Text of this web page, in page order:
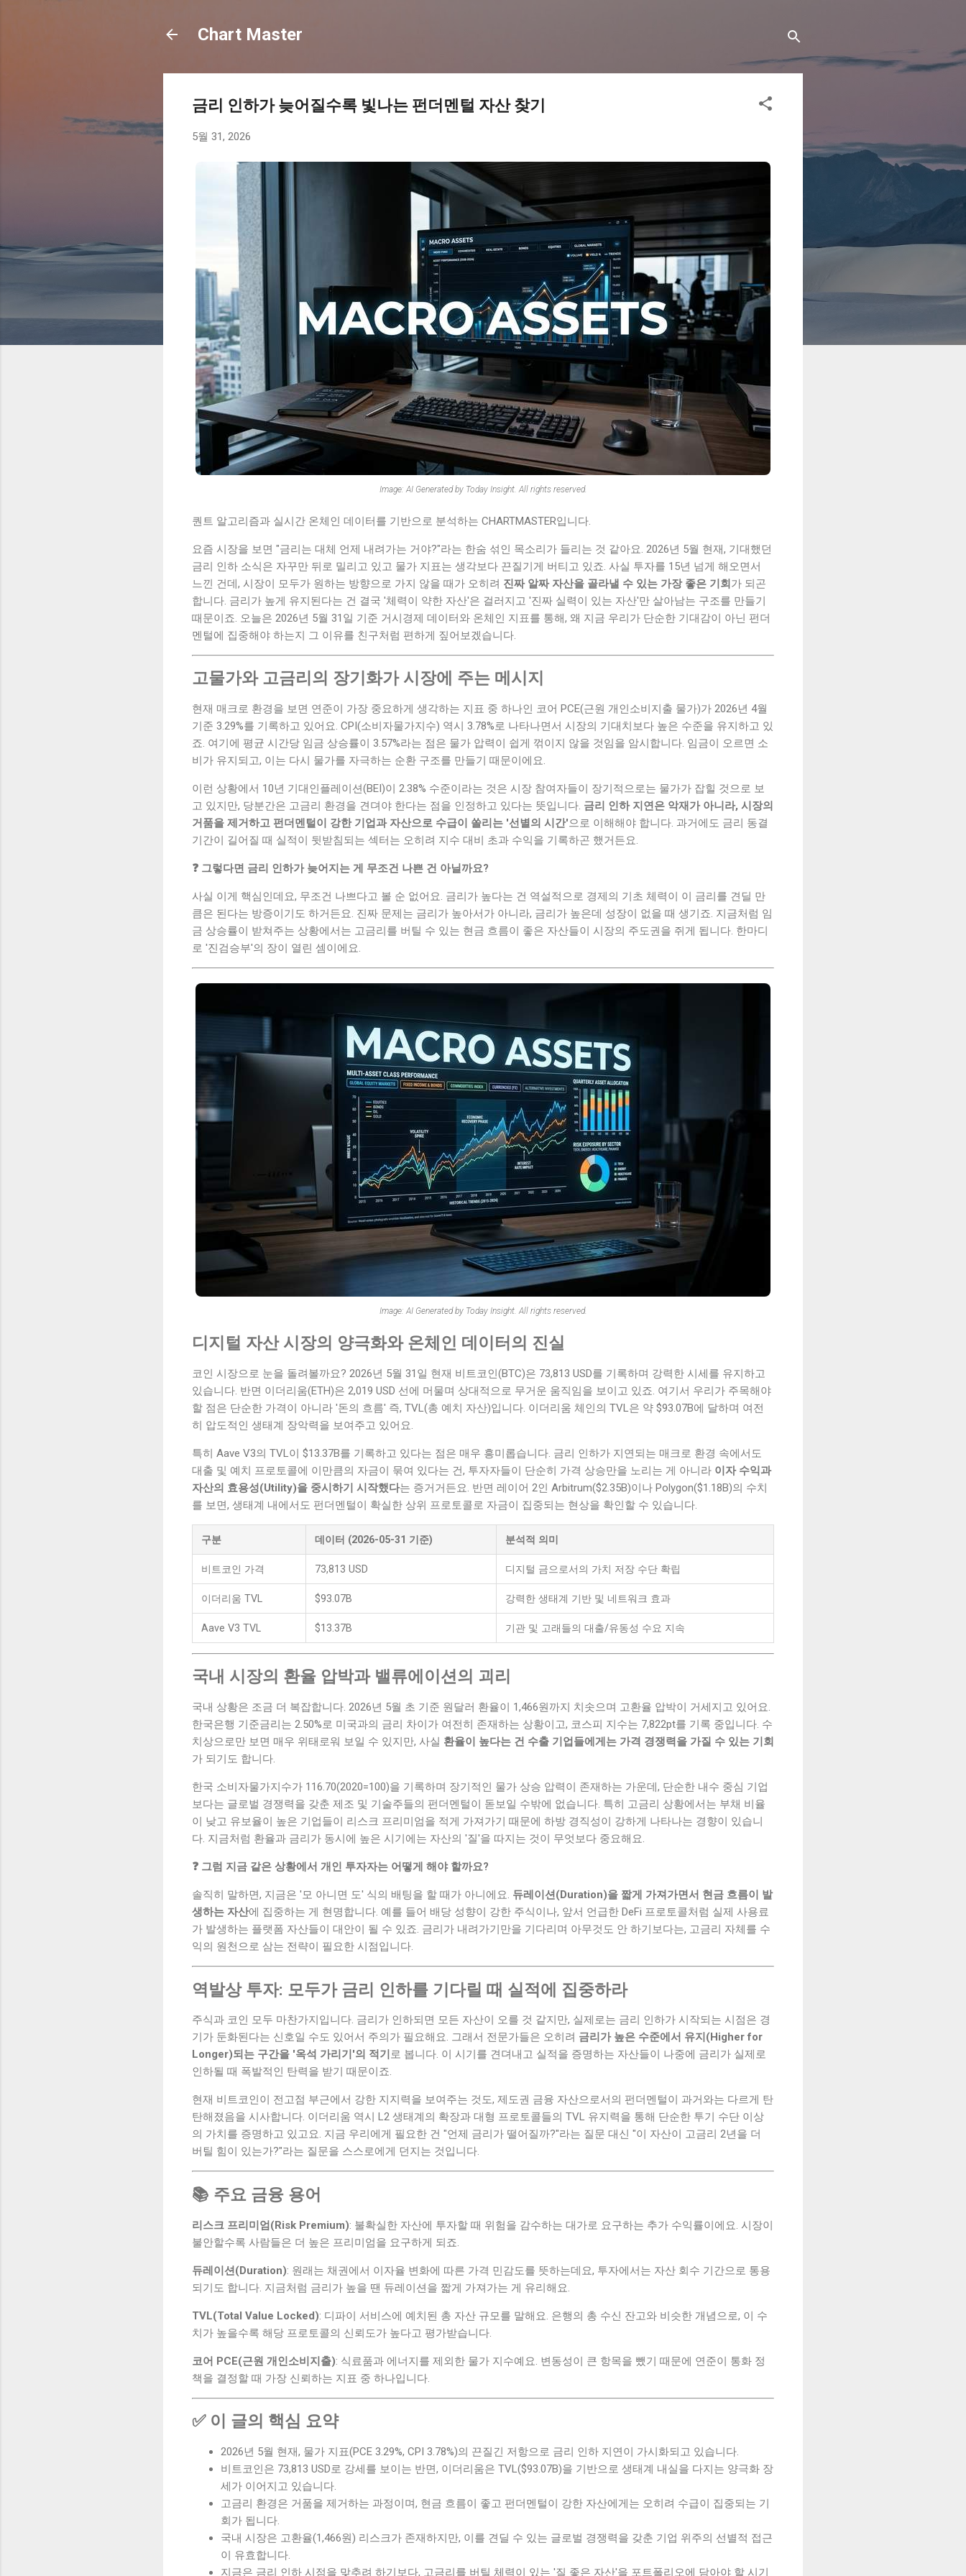
Chart Master
금리 인하가 늦어질수록 빛나는 펀더멘털 자산 찾기
5월 31, 2026
Image: AI Generated by Today Insight. All rights reserved.
퀀트 알고리즘과 실시간 온체인 데이터를 기반으로 분석하는 CHARTMASTER입니다.
요즘 시장을 보면 "금리는 대체 언제 내려가는 거야?"라는 한숨 섞인 목소리가 들리는 것 같아요. 2026년 5월 현재, 기대했던
금리 인하 소식은 자꾸만 뒤로 밀리고 있고 물가 지표는 생각보다 끈질기게 버티고 있죠. 사실 투자를 15년 넘게 해오면서
느낀 건데, 시장이 모두가 원하는 방향으로 가지 않을 때가 오히려 진짜 알짜 자산을 골라낼 수 있는 가장 좋은 기회 가 되곤
합니다. 금리가 높게 유지된다는 건 결국 '체력이 약한 자산'은 걸러지고 '진짜 실력이 있는 자산'만 살아남는 구조를 만들기
때문이죠. 오늘은 2026년 5월 31일 기준 거시경제 데이터와 온체인 지표를 통해, 왜 지금 우리가 단순한 기대감이 아닌 펀더
멘털에 집중해야 하는지 그 이유를 친구처럼 편하게 짚어보겠습니다.
고물가와 고금리의 장기화가 시장에 주는 메시지
현재 매크로 환경을 보면 연준이 가장 중요하게 생각하는 지표 중 하나인 코어 PCE(근원 개인소비지출 물가)가 2026년 4월
기준 3.29%를 기록하고 있어요. CPI(소비자물가지수) 역시 3.78%로 나타나면서 시장의 기대치보다 높은 수준을 유지하고 있
죠. 여기에 평균 시간당 임금 상승률이 3.57%라는 점은 물가 압력이 쉽게 꺾이지 않을 것임을 암시합니다. 임금이 오르면 소
비가 유지되고, 이는 다시 물가를 자극하는 순환 구조를 만들기 때문이에요.
이런 상황에서 10년 기대인플레이션(BEI)이 2.38% 수준이라는 것은 시장 참여자들이 장기적으로는 물가가 잡힐 것으로 보
고 있지만, 당분간은 고금리 환경을 견뎌야 한다는 점을 인정하고 있다는 뜻입니다. 금리 인하 지연은 악재가 아니라, 시장의
거품을 제거하고 펀더멘털이 강한 기업과 자산으로 수급이 쏠리는 '선별의 시간'으로 이해해야 합니다. 과거에도 금리 동결
기간이 길어질 때 실적이 뒷받침되는 섹터는 오히려 지수 대비 초과 수익을 기록하곤 했거든요.
❓ 그렇다면 금리 인하가 늦어지는 게 무조건 나쁜 건 아닐까요?
사실 이게 핵심인데요, 무조건 나쁘다고 볼 순 없어요. 금리가 높다는 건 역설적으로 경제의 기초 체력이 이 금리를 견딜 만
큼은 된다는 방증이기도 하거든요. 진짜 문제는 금리가 높아서가 아니라, 금리가 높은데 성장이 없을 때 생기죠. 지금처럼 임
금 상승률이 받쳐주는 상황에서는 고금리를 버틸 수 있는 현금 흐름이 좋은 자산들이 시장의 주도권을 쥐게 됩니다. 한마디
로 '진검승부'의 장이 열린 셈이에요.
Image: AI Generated by Today Insight. All rights reserved.
디지털 자산 시장의 양극화와 온체인 데이터의 진실
코인 시장으로 눈을 돌려볼까요? 2026년 5월 31일 현재 비트코인(BTC)은 73,813 USD를 기록하며 강력한 시세를 유지하고
있습니다. 반면 이더리움(ETH)은 2,019 USD 선에 머물며 상대적으로 무거운 움직임을 보이고 있죠. 여기서 우리가 주목해야
할 점은 단순한 가격이 아니라 '돈의 흐름' 즉, TVL(총 예치 자산)입니다. 이더리움 체인의 TVL은 약 $93.07B에 달하며 여전
히 압도적인 생태계 장악력을 보여주고 있어요.
특히 Aave V3의 TVL이 $13.37B를 기록하고 있다는 점은 매우 흥미롭습니다. 금리 인하가 지연되는 매크로 환경 속에서도
대출 및 예치 프로토콜에 이만큼의 자금이 묶여 있다는 건, 투자자들이 단순히 가격 상승만을 노리는 게 아니라 이자 수익과
자산의 효용성(Utility)을 중시하기 시작했다는 증거거든요. 반면 레이어 2인 Arbitrum($2.35B)이나 Polygon($1.18B)의 수치
를 보면, 생태계 내에서도 펀더멘털이 확실한 상위 프로토콜로 자금이 집중되는 현상을 확인할 수 있습니다.
구분 데이터 (2026-05-31 기준) 분석적 의미
비트코인 가격 73,813 USD 디지털 금으로서의 가치 저장 수단 확립
이더리움 TVL $93.07B 강력한 생태계 기반 및 네트워크 효과
Aave V3 TVL $13.37B 기관 및 고래들의 대출/유동성 수요 지속
국내 시장의 환율 압박과 밸류에이션의 괴리
국내 상황은 조금 더 복잡합니다. 2026년 5월 초 기준 원달러 환율이 1,466원까지 치솟으며 고환율 압박이 거세지고 있어요.
한국은행 기준금리는 2.50%로 미국과의 금리 차이가 여전히 존재하는 상황이고, 코스피 지수는 7,822pt를 기록 중입니다. 수
치상으로만 보면 매우 위태로워 보일 수 있지만, 사실 환율이 높다는 건 수출 기업들에게는 가격 경쟁력을 가질 수 있는 기회
가 되기도 합니다.
한국 소비자물가지수가 116.70(2020=100)을 기록하며 장기적인 물가 상승 압력이 존재하는 가운데, 단순한 내수 중심 기업
보다는 글로벌 경쟁력을 갖춘 제조 및 기술주들의 펀더멘털이 돋보일 수밖에 없습니다. 특히 고금리 상황에서는 부채 비율
이 낮고 유보율이 높은 기업들이 리스크 프리미엄을 적게 가져가기 때문에 하방 경직성이 강하게 나타나는 경향이 있습니
다. 지금처럼 환율과 금리가 동시에 높은 시기에는 자산의 '질'을 따지는 것이 무엇보다 중요해요.
❓ 그럼 지금 같은 상황에서 개인 투자자는 어떻게 해야 할까요?
솔직히 말하면, 지금은 '모 아니면 도' 식의 배팅을 할 때가 아니에요. 듀레이션(Duration)을 짧게 가져가면서 현금 흐름이 발
생하는 자산에 집중하는 게 현명합니다. 예를 들어 배당 성향이 강한 주식이나, 앞서 언급한 DeFi 프로토콜처럼 실제 사용료
가 발생하는 플랫폼 자산들이 대안이 될 수 있죠. 금리가 내려가기만을 기다리며 아무것도 안 하기보다는, 고금리 자체를 수
익의 원천으로 삼는 전략이 필요한 시점입니다.
역발상 투자: 모두가 금리 인하를 기다릴 때 실적에 집중하라
주식과 코인 모두 마찬가지입니다. 금리가 인하되면 모든 자산이 오를 것 같지만, 실제로는 금리 인하가 시작되는 시점은 경
기가 둔화된다는 신호일 수도 있어서 주의가 필요해요. 그래서 전문가들은 오히려 금리가 높은 수준에서 유지(Higher for
Longer)되는 구간을 '옥석 가리기'의 적기 로 봅니다. 이 시기를 견뎌내고 실적을 증명하는 자산들이 나중에 금리가 실제로
인하될 때 폭발적인 탄력을 받기 때문이죠.
현재 비트코인이 전고점 부근에서 강한 지지력을 보여주는 것도, 제도권 금융 자산으로서의 펀더멘털이 과거와는 다르게 탄
탄해졌음을 시사합니다. 이더리움 역시 L2 생태계의 확장과 대형 프로토콜들의 TVL 유지력을 통해 단순한 투기 수단 이상
의 가치를 증명하고 있고요. 지금 우리에게 필요한 건 "언제 금리가 떨어질까?"라는 질문 대신 "이 자산이 고금리 2년을 더
버틸 힘이 있는가?"라는 질문을 스스로에게 던지는 것입니다.
📚 주요 금융 용어
리스크 프리미엄(Risk Premium): 불확실한 자산에 투자할 때 위험을 감수하는 대가로 요구하는 추가 수익률이에요. 시장이
불안할수록 사람들은 더 높은 프리미엄을 요구하게 되죠.
듀레이션(Duration): 원래는 채권에서 이자율 변화에 따른 가격 민감도를 뜻하는데요, 투자에서는 자산 회수 기간으로 통용
되기도 합니다. 지금처럼 금리가 높을 땐 듀레이션을 짧게 가져가는 게 유리해요.
TVL(Total Value Locked): 디파이 서비스에 예치된 총 자산 규모를 말해요. 은행의 총 수신 잔고와 비슷한 개념으로, 이 수
치가 높을수록 해당 프로토콜의 신뢰도가 높다고 평가받습니다.
코어 PCE(근원 개인소비지출): 식료품과 에너지를 제외한 물가 지수예요. 변동성이 큰 항목을 뺐기 때문에 연준이 통화 정
책을 결정할 때 가장 신뢰하는 지표 중 하나입니다.
✅ 이 글의 핵심 요약
2026년 5월 현재, 물가 지표(PCE 3.29%, CPI 3.78%)의 끈질긴 저항으로 금리 인하 지연이 가시화되고 있습니다.
비트코인은 73,813 USD로 강세를 보이는 반면, 이더리움은 TVL($93.07B)을 기반으로 생태계 내실을 다지는 양극화 장
세가 이어지고 있습니다.
고금리 환경은 거품을 제거하는 과정이며, 현금 흐름이 좋고 펀더멘털이 강한 자산에게는 오히려 수급이 집중되는 기
회가 됩니다.
국내 시장은 고환율(1,466원) 리스크가 존재하지만, 이를 견딜 수 있는 글로벌 경쟁력을 갖춘 기업 위주의 선별적 접근
이 유효합니다.
지금은 금리 인하 시점을 맞추려 하기보다, 고금리를 버틸 체력이 있는 '질 좋은 자산'을 포트폴리오에 담아야 할 시기